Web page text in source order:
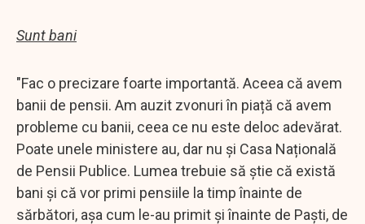
Sunt bani
"Fac o precizare foarte importantă. Aceea că avem
banii de pensii. Am auzit zvonuri în piață că avem
probleme cu banii, ceea ce nu este deloc adevărat.
Poate unele ministere au, dar nu și Casa Națională
de Pensii Publice. Lumea trebuie să știe că există
bani și că vor primi pensiile la timp înainte de
sărbători, așa cum le-au primit și înainte de Paști, de